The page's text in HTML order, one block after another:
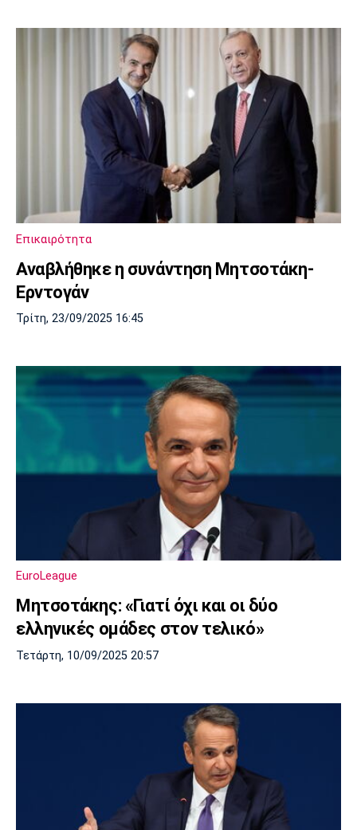
Επικαιρότητα
Αναβλήθηκε η συνάντηση Μητσοτάκη-
Ερντογάν
Τρίτη, 23/09/2025 16:45
EuroLeague
Μητσοτάκης: «Γιατί όχι και οι δύο
ελληνικές ομάδες στον τελικό»
Τετάρτη, 10/09/2025 20:57